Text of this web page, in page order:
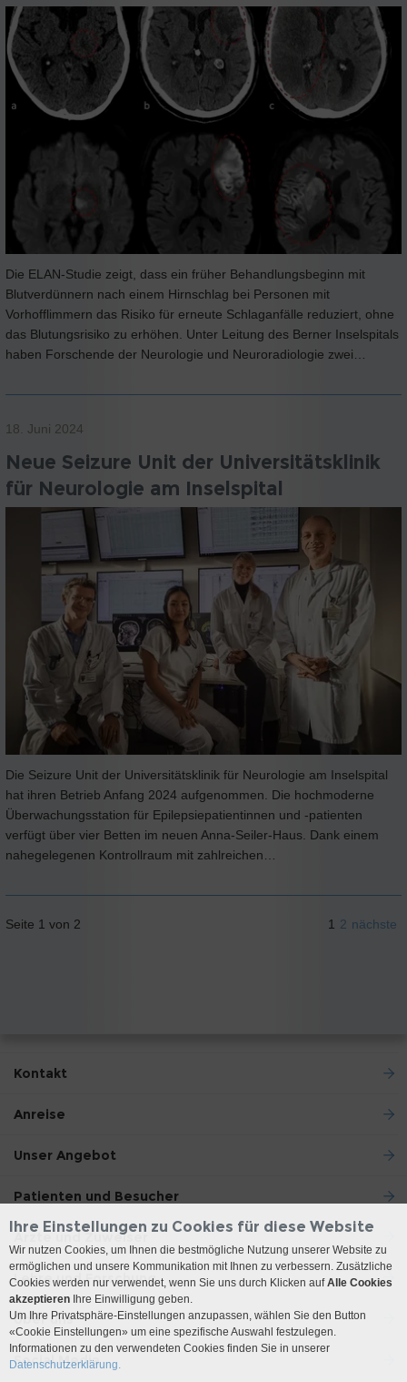
Die ELAN-Studie zeigt, dass ein früher Behandlungsbeginn mit
Blutverdünnern nach einem Hirnschlag bei Personen mit
Vorhofflimmern das Risiko für erneute Schlaganfälle reduziert, ohne
das Blutungsrisiko zu erhöhen. Unter Leitung des Berner Inselspitals
haben Forschende der Neurologie und Neuroradiologie zwei…
18. Juni 2024
Neue Seizure Unit der Universitätsklinik
für Neurologie am Inselspital
Die Seizure Unit der Universitätsklinik für Neurologie am Inselspital
hat ihren Betrieb Anfang 2024 aufgenommen. Die hochmoderne
Überwachungsstation für Epilepsiepatientinnen und -patienten
verfügt über vier Betten im neuen Anna-Seiler-Haus. Dank einem
nahegelegenen Kontrollraum mit zahlreichen…
Seite 1 von 2 1 2 nächste
Kontakt
Anreise
Unser Angebot
Patienten und Besucher
Ärzte und Zuweiser
Lehre und Forschung
Über uns
Social Media
Ihre Einstellungen zu Cookies für diese Website
Wir nutzen Cookies, um Ihnen die bestmögliche Nutzung unserer Website zu
ermöglichen und unsere Kommunikation mit Ihnen zu verbessern. Zusätzliche
Cookies werden nur verwendet, wenn Sie uns durch Klicken aufAlle Cookies
akzeptieren Ihre Einwilligung geben.
Um Ihre Privatsphäre-Einstellungen anzupassen, wählen Sie den Button
«Cookie Einstellungen» um eine spezifische Auswahl festzulegen.
Informationen zu den verwendeten Cookies finden Sie in unserer
Datenschutzerklärung.